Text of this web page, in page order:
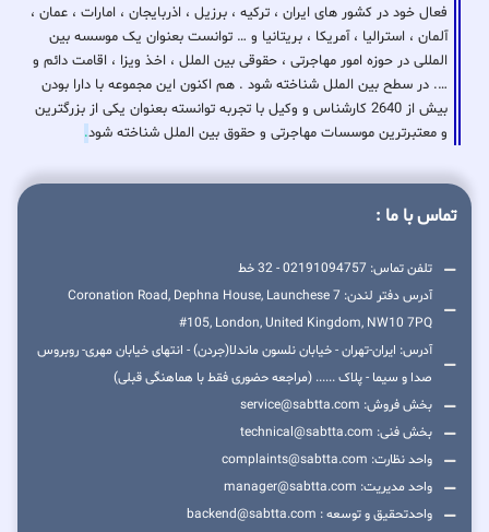
فعال خود در کشور های ایران ، ترکیه ، برزیل ، اذربایجان ، امارات ، عمان ،
آلمان ، استرالیا ، آمریکا ، بریتانیا و … توانست بعنوان یک موسسه بین
المللی در حوزه امور مهاجرتی ، حقوقی بین الملل ، اخذ ویزا ، اقامت دائم و
…. در سطح بین الملل شناخته شود . هم اکنون این مجموعه با دارا بودن
بیش از 2640 کارشناس و وکیل با تجربه توانسته بعنوان یکی از بزرگترین
و معتبرترین موسسات مهاجرتی و حقوق بین الملل شناخته شود.
تماس با ما :
تلفن تماس: 02191094757 - 32 خط
آدرس دفتر لندن: 7 Coronation Road, Dephna House, Launchese
#105, London, United Kingdom, NW10 7PQ
آدرس: ایران-تهران - خیابان نلسون ماندلا(جردن) - انتهای خیابان مهری- روبروس
صدا و سیما - پلاک ...... (مراجعه حضوری فقط با هماهنگی قبلی)
بخش فروش: service@sabtta.com
بخش فنی: technical@sabtta.com
واحد نظارت: complaints@sabtta.com
واحد مدیریت: manager@sabtta.com
واحدتحقیق و توسعه : backend@sabtta.com